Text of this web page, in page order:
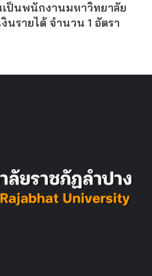
เป็นพนักงานมหาวิทยาลัย
นรายได้ จำนวน 1 อัตรา